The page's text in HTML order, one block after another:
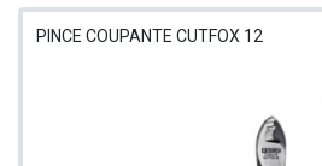
PINCE COUPANTE CUTFOX 12